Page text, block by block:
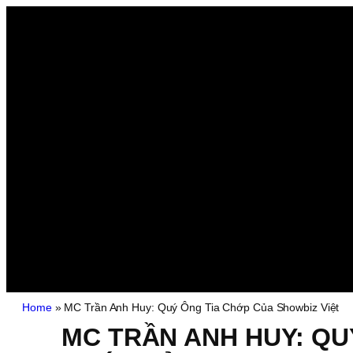
Home» MC Trần Anh Huy: Quý Ông Tia Chớp Của Showbiz Việt
MC TRẦN ANH HUY: